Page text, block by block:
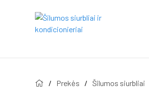
/ Prekės / Šilumos siurbliai